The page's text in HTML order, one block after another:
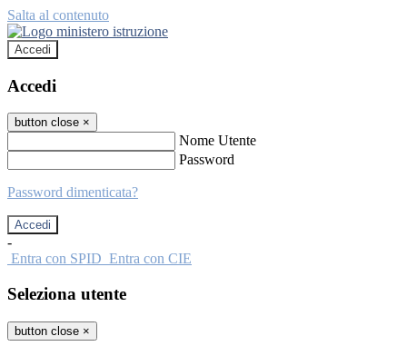
Salta al contenuto
Accedi
Accedi
button close ×
Nome Utente
Password
Password dimenticata?
-
Entra con SPID Entra con CIE
Seleziona utente
button close ×